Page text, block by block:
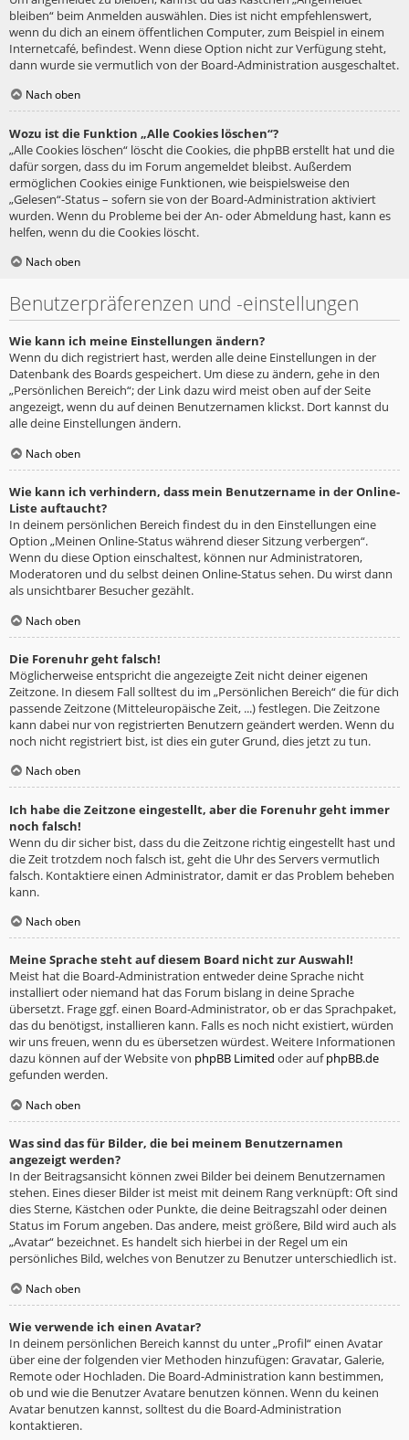
bleiben“ beim Anmelden auswählen. Dies ist nicht empfehlenswert,
wenn du dich an einem öffentlichen Computer, zum Beispiel in einem
Internetcafé, befindest. Wenn diese Option nicht zur Verfügung steht,
dann wurde sie vermutlich von der Board-Administration ausgeschaltet.
Nach oben
Wozu ist die Funktion „Alle Cookies löschen“?
„Alle Cookies löschen“ löscht die Cookies, die phpBB erstellt hat und die
dafür sorgen, dass du im Forum angemeldet bleibst. Außerdem
ermöglichen Cookies einige Funktionen, wie beispielsweise den
„Gelesen“-Status – sofern sie von der Board-Administration aktiviert
wurden. Wenn du Probleme bei der An- oder Abmeldung hast, kann es
helfen, wenn du die Cookies löscht.
Nach oben
Benutzerpräferenzen und -einstellungen
Wie kann ich meine Einstellungen ändern?
Wenn du dich registriert hast, werden alle deine Einstellungen in der
Datenbank des Boards gespeichert. Um diese zu ändern, gehe in den
„Persönlichen Bereich“; der Link dazu wird meist oben auf der Seite
angezeigt, wenn du auf deinen Benutzernamen klickst. Dort kannst du
alle deine Einstellungen ändern.
Nach oben
Wie kann ich verhindern, dass mein Benutzername in der Online-
Liste auftaucht?
In deinem persönlichen Bereich findest du in den Einstellungen eine
Option „Meinen Online-Status während dieser Sitzung verbergen“.
Wenn du diese Option einschaltest, können nur Administratoren,
Moderatoren und du selbst deinen Online-Status sehen. Du wirst dann
als unsichtbarer Besucher gezählt.
Nach oben
Die Forenuhr geht falsch!
Möglicherweise entspricht die angezeigte Zeit nicht deiner eigenen
Zeitzone. In diesem Fall solltest du im „Persönlichen Bereich“ die für dich
passende Zeitzone (Mitteleuropäische Zeit, ...) festlegen. Die Zeitzone
kann dabei nur von registrierten Benutzern geändert werden. Wenn du
noch nicht registriert bist, ist dies ein guter Grund, dies jetzt zu tun.
Nach oben
Ich habe die Zeitzone eingestellt, aber die Forenuhr geht immer
noch falsch!
Wenn du dir sicher bist, dass du die Zeitzone richtig eingestellt hast und
die Zeit trotzdem noch falsch ist, geht die Uhr des Servers vermutlich
falsch. Kontaktiere einen Administrator, damit er das Problem beheben
kann.
Nach oben
Meine Sprache steht auf diesem Board nicht zur Auswahl!
Meist hat die Board-Administration entweder deine Sprache nicht
installiert oder niemand hat das Forum bislang in deine Sprache
übersetzt. Frage ggf. einen Board-Administrator, ob er das Sprachpaket,
das du benötigst, installieren kann. Falls es noch nicht existiert, würden
wir uns freuen, wenn du es übersetzen würdest. Weitere Informationen
dazu können auf der Website von phpBB Limited oder aufphpBB.de
gefunden werden.
Nach oben
Was sind das für Bilder, die bei meinem Benutzernamen
angezeigt werden?
In der Beitragsansicht können zwei Bilder bei deinem Benutzernamen
stehen. Eines dieser Bilder ist meist mit deinem Rang verknüpft: Oft sind
dies Sterne, Kästchen oder Punkte, die deine Beitragszahl oder deinen
Status im Forum angeben. Das andere, meist größere, Bild wird auch als
„Avatar“ bezeichnet. Es handelt sich hierbei in der Regel um ein
persönliches Bild, welches von Benutzer zu Benutzer unterschiedlich ist.
Nach oben
Wie verwende ich einen Avatar?
In deinem persönlichen Bereich kannst du unter „Profil“ einen Avatar
über eine der folgenden vier Methoden hinzufügen: Gravatar, Galerie,
Remote oder Hochladen. Die Board-Administration kann bestimmen,
ob und wie die Benutzer Avatare benutzen können. Wenn du keinen
Avatar benutzen kannst, solltest du die Board-Administration
kontaktieren.